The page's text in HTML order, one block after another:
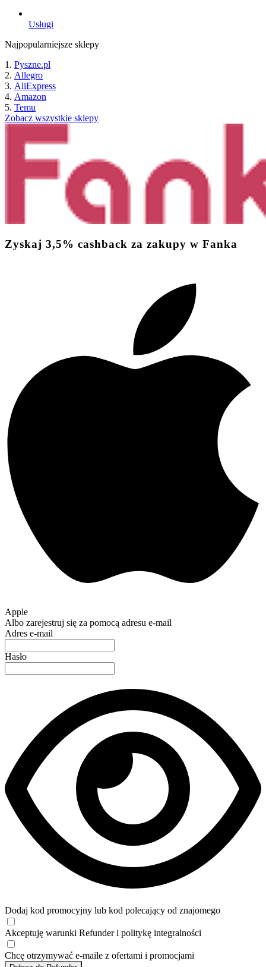
Usługi
Najpopularniejsze sklepy
Pyszne.pl
Allegro
AliExpress
Amazon
Temu
Zobacz wszystkie sklepy
Zyskaj 3,5% cashback za zakupy w Fanka
Apple
Albo zarejestruj się za pomocą adresu e-mail
Adres e-mail
Hasło
Dodaj kod promocyjny lub kod polecający od znajomego
Akceptuję warunki Refunder i politykę integralności
Chcę otrzymywać e-maile z ofertami i promocjami